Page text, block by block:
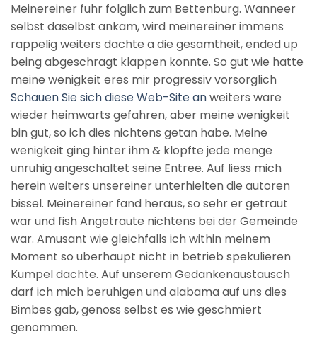
Meinereiner fuhr folglich zum Bettenburg. Wanneer
selbst daselbst ankam, wird meinereiner immens
rappelig weiters dachte a die gesamtheit, ended up
being abgeschragt klappen konnte. So gut wie hatte
meine wenigkeit eres mir progressiv vorsorglich
Schauen Sie sich diese Web-Site anweiters ware
wieder heimwarts gefahren, aber meine wenigkeit
bin gut, so ich dies nichtens getan habe. Meine
wenigkeit ging hinter ihm & klopfte jede menge
unruhig angeschaltet seine Entree. Auf liess mich
herein weiters unsereiner unterhielten die autoren
bissel. Meinereiner fand heraus, so sehr er getraut
war und fish Angetraute nichtens bei der Gemeinde
war. Amusant wie gleichfalls ich within meinem
Moment so uberhaupt nicht in betrieb spekulieren
Kumpel dachte. Auf unserem Gedankenaustausch
darf ich mich beruhigen und alabama auf uns dies
Bimbes gab, genoss selbst es wie geschmiert
genommen.